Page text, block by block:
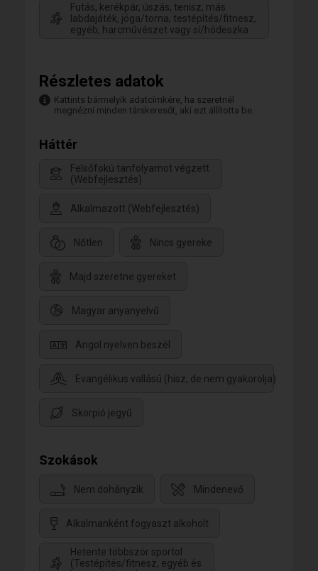
Futás, kerékpár, úszás, tenisz, más
labdajáték, jóga/torna, testépítés/fitnesz,
egyéb, harcművészet vagy sí/hódeszka
Részletes adatok
Kattints bármelyik adatcímkére, ha szeretnél
megnézni minden társkeresőt, aki ezt állította be.
Háttér
Felsőfokú tanfolyamot végzett
(Webfejlesztés)
Alkalmazott (Webfejlesztés)
Nőtlen Nincs gyereke
Majd szeretne gyereket
Magyar anyanyelvű
Angol nyelven beszél
Evangélikus vallású (hisz, de nem gyakorolja)
Skorpió jegyű
Szokások
Nem dohányzik Mindenevő
Alkalmanként fogyaszt alkoholt
Hetente többször sportol
(Testépítés/fitnesz, egyéb és